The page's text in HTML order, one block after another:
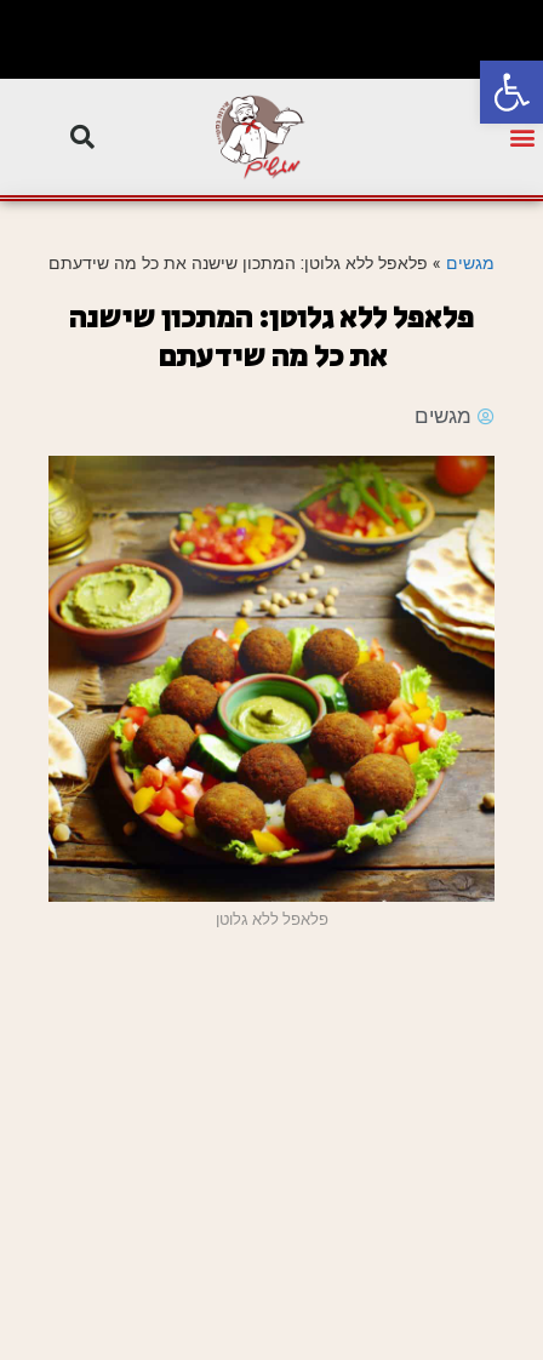
פתח סרגל נגישות
מגשים » פלאפל ללא גלוטן: המתכון שישנה את כל מה שידעתם
פלאפל ללא גלוטן: המתכון שישנה
את כל מה שידעתם
מגשים
פלאפל ללא גלוטן